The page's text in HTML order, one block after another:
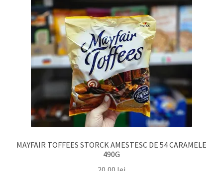
MAYFAIR TOFFEES STORCK AMESTESC DE 54 CARAMELE
490G